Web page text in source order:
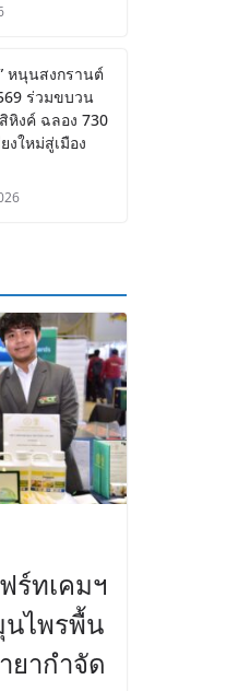
หนุนสงกรานต์
ร่วมขบวน
หิงค์ ฉลอง 730
งใหม่สู่เมือง
ร์ทเคมฯ
นไพรพื้น
ยากำจัด